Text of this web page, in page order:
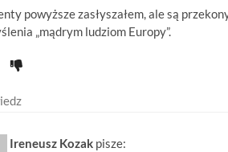
powyższe zasłyszałem, ale są
„mądrym ludziom Europy”.
Ireneusz Kozak pisze: